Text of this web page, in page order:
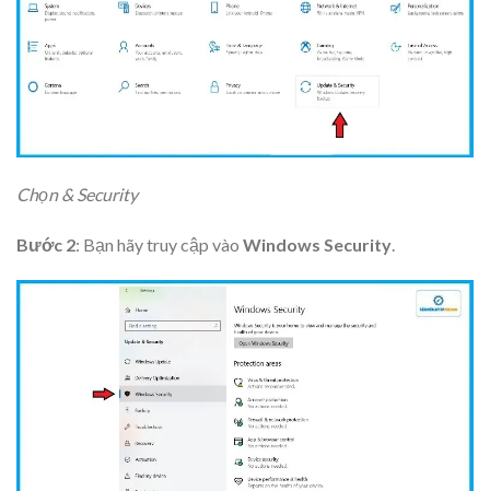
Chọn & Security
Bước 2: Bạn hãy truy cập vào Windows Security